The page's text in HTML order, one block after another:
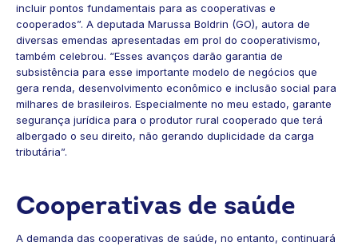
incluir pontos fundamentais para as cooperativas e
cooperados”. A deputada Marussa Boldrin (GO), autora de
diversas emendas apresentadas em prol do cooperativismo,
também celebrou. “Esses avanços darão garantia de
subsistência para esse importante modelo de negócios que
gera renda, desenvolvimento econômico e inclusão social para
milhares de brasileiros. Especialmente no meu estado, garante
segurança jurídica para o produtor rural cooperado que terá
albergado o seu direito, não gerando duplicidade da carga
tributária”.
Cooperativas de saúde
A demanda das cooperativas de saúde, no entanto, continuará